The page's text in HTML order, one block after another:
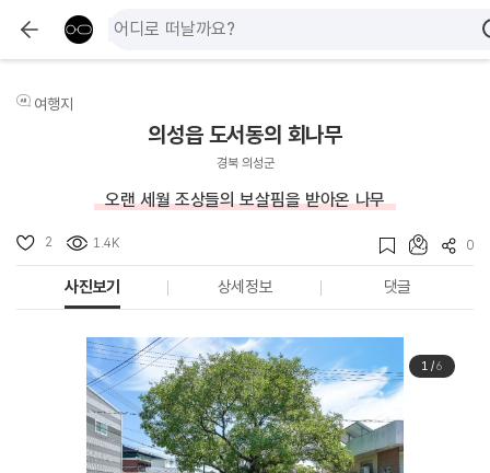
여행지
의성읍 도서동의 회나무
경북 의성군
오랜 세월 조상들의 보살핌을 받아온 나무
2 1.4K 0
사진보기 상세정보 댓글
1/6